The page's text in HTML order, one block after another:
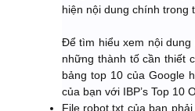
hiện nội dung chính trong
Để tìm hiểu xem nội
những thành tố cần thiết
bảng top 10 của Google
của bạn với IBP’s Top 10
File robot.txt của bạn